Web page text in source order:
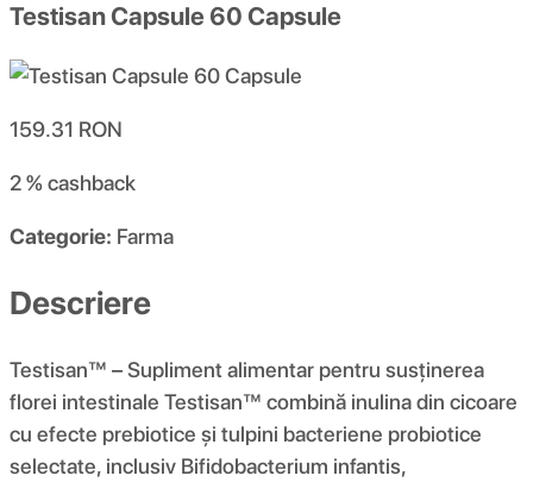
Testisan Capsule 60 Capsule
159.31 RON
2 %cashback
Categorie: Farma
Descriere
Testisan™ – Supliment alimentar pentru susținerea
florei intestinale Testisan™ combină inulina din cicoare
cu efecte prebiotice și tulpini bacteriene probiotice
selectate, inclusiv Bifidobacterium infantis,